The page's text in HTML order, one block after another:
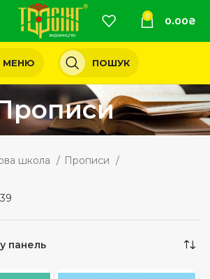
0 0.00₴
МЕНЮ ПОШУК
школа
Прописи
панель